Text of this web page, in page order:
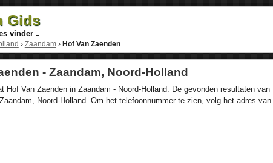
Gids
vinder
› Zaandam› Hof Van Zaenden
- Zaandam, Noord-Holland
Hof Van Zaenden in Zaandam - Noord-Holland. De gevonden resultaten
Noord-Holland. Om het telefoonnummer te zien, volg het adres